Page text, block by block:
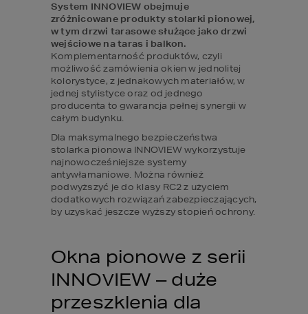
System INNOVIEW obejmuje
zróżnicowane produkty stolarki pionowej,
w tym drzwi tarasowe służące jako drzwi
Komplementarność produktów, czyli
możliwość zamówienia okien w jednolitej
kolorystyce, z jednakowych materiałów, w
jednej stylistyce oraz od jednego
producenta to gwarancja pełnej synergii w
całym budynku.
Dla maksymalnego bezpieczeństwa
stolarka pionowa INNOVIEW wykorzystuje
najnowocześniejsze systemy
antywłamaniowe. Można również
podwyższyć je do klasy RC2 z użyciem
dodatkowych rozwiązań zabezpieczających,
by uzyskać jeszcze wyższy stopień ochrony.
Okna pionowe z serii
INNOVIEW – duże
przeszklenia dla